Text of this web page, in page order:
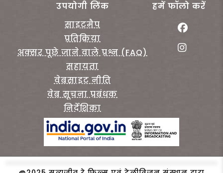
उपयोगी लिंक
साइटमैप
प्रतिक्रिया
अक्सर पूछे जाने वाले प्रश्न (FAQ)
सहायता
वेबसाइट नीति
वेब सूचना प्रबंधक
निर्देशिका
हमें फॉलो करें